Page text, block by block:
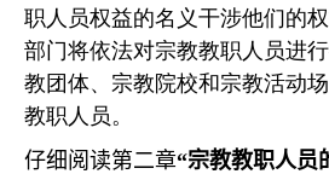
职人员权益的名义干涉他们的
部门将依法对宗教教职人员进
教团体、宗教院校和宗教活动
教职人员。
仔细阅读第二章“宗教教职人员